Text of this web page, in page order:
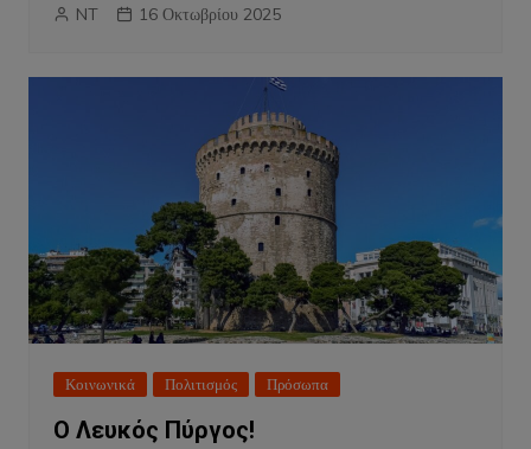
NT 16 Οκτωβρίου 2025
Κοινωνικά Πολιτισμός Πρόσωπα
Ο Λευκός Πύργος!